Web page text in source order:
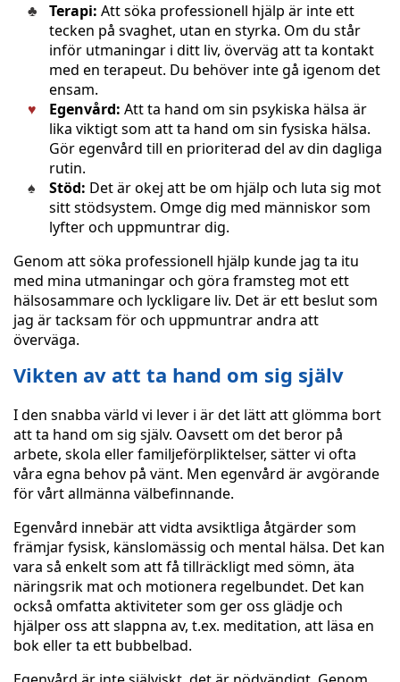
Terapi: Att söka professionell hjälp är inte ett
tecken på svaghet, utan en styrka. Om du står
inför utmaningar i ditt liv, överväg att ta kontakt
med en terapeut. Du behöver inte gå igenom det
ensam.
Egenvård: Att ta hand om sin psykiska hälsa är
lika viktigt som att ta hand om sin fysiska hälsa.
Gör egenvård till en prioriterad del av din dagliga
rutin.
Stöd: Det är okej att be om hjälp och luta sig mot
sitt stödsystem. Omge dig med människor som
lyfter och uppmuntrar dig.
Genom att söka professionell hjälp kunde jag ta itu
med mina utmaningar och göra framsteg mot ett
hälsosammare och lyckligare liv. Det är ett beslut som
jag är tacksam för och uppmuntrar andra att
överväga.
Vikten av att ta hand om sig själv
I den snabba värld vi lever i är det lätt att glömma bort
att ta hand om sig själv. Oavsett om det beror på
arbete, skola eller familjeförpliktelser, sätter vi ofta
våra egna behov på vänt. Men egenvård är avgörande
för vårt allmänna välbefinnande.
Egenvård innebär att vidta avsiktliga åtgärder som
främjar fysisk, känslomässig och mental hälsa. Det kan
vara så enkelt som att få tillräckligt med sömn, äta
näringsrik mat och motionera regelbundet. Det kan
också omfatta aktiviteter som ger oss glädje och
hjälper oss att slappna av, t.ex. meditation, att läsa en
bok eller ta ett bubbelbad.